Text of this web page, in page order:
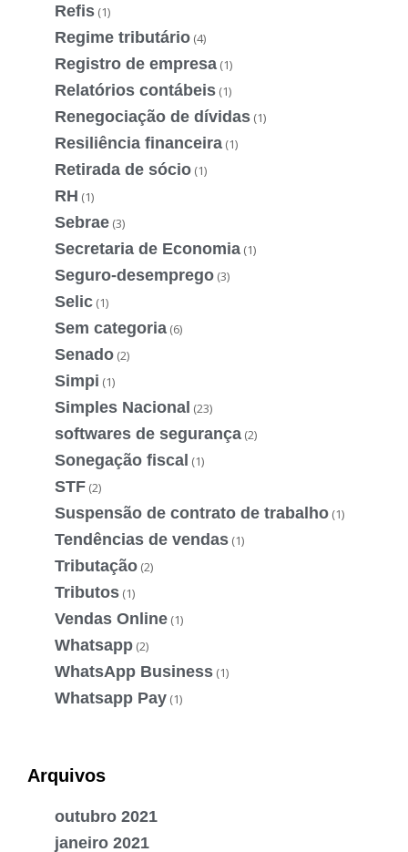
Refis (1)
Regime tributário (4)
Registro de empresa (1)
Relatórios contábeis (1)
Renegociação de dívidas (1)
Resiliência financeira (1)
Retirada de sócio (1)
RH (1)
Sebrae (3)
Secretaria de Economia (1)
Seguro-desemprego (3)
Selic (1)
Sem categoria (6)
Senado (2)
Simpi (1)
Simples Nacional (23)
softwares de segurança (2)
Sonegação fiscal (1)
STF (2)
Suspensão de contrato de trabalho (1)
Tendências de vendas (1)
Tributação (2)
Tributos (1)
Vendas Online (1)
Whatsapp (2)
WhatsApp Business (1)
Whatsapp Pay (1)
Arquivos
outubro 2021
janeiro 2021